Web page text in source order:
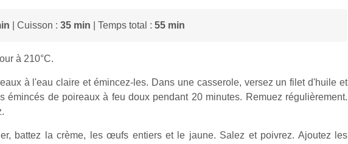
| Cuisson : 35 min | Temps total : 55 min
à 210°C.
à l'eau claire et émincez-les. Dans une casserole, versez un filet d'huile et
émincés de poireaux à feu doux pendant 20 minutes. Remuez régulièrement.
battez la crème, les œufs entiers et le jaune. Salez et poivrez. Ajoutez les